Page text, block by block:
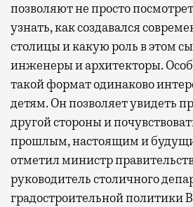
позволяют не просто
узнать, как создавался
столицы и какую роль в этом
инженеры и архитекторы.
такой формат одинаково
детям. Он позволяет увидеть
другой стороны и
прошлым, настоящим и
отметил министр
руководитель столичного
градостроительной политики